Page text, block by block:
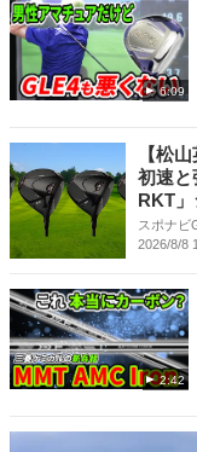
6:09
【松
初速と
RKT
スポナビ
2026/8/8
2:42